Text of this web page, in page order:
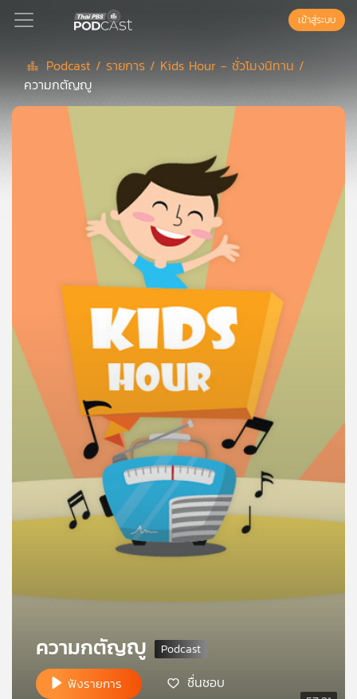
Podcast
สต์
ของ
คุณ
บทความ
เข้าสู่ระบบ
Podcast / รายการ / Kids Hour - ชั่วโมงนิทาน /
ความกตัญญู
ความกตัญญู
ฟังรายการ ชื่นชอบ